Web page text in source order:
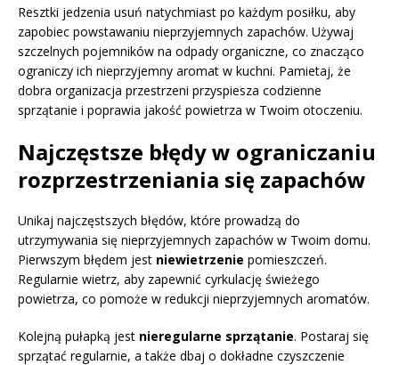
Resztki jedzenia usuń natychmiast po każdym posiłku, aby
zapobiec powstawaniu nieprzyjemnych zapachów. Używaj
szczelnych pojemników na odpady organiczne, co znacząco
ograniczy ich nieprzyjemny aromat w kuchni. Pamietaj, że
dobra organizacja przestrzeni przyspiesza codzienne
sprzątanie i poprawia jakość powietrza w Twoim otoczeniu.
Najczęstsze błędy w ograniczaniu
rozprzestrzeniania się zapachów
Unikaj najczęstszych błędów, które prowadzą do
utrzymywania się nieprzyjemnych zapachów w Twoim domu.
Pierwszym błędem jest niewietrzenie pomieszczeń.
Regularnie wietrz, aby zapewnić cyrkulację świeżego
powietrza, co pomoże w redukcji nieprzyjemnych aromatów.
Kolejną pułapką jest nieregularne sprzątanie. Postaraj się
sprzątać regularnie, a także dbaj o dokładne czyszczenie